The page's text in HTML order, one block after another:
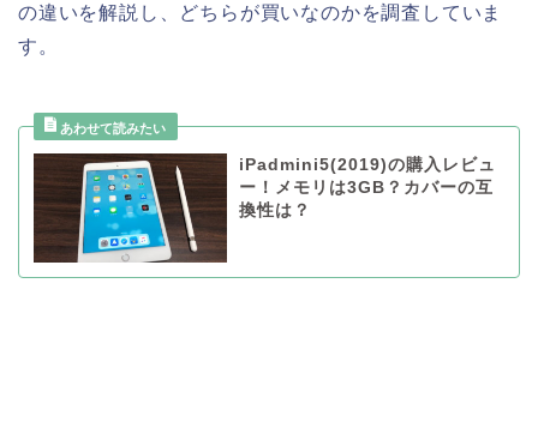
の違いを解説し、どちらが買いなのかを調査していま
す。
iPadmini5(2019)の購入レビュ
ー！メモリは3GB？カバーの互
換性は？